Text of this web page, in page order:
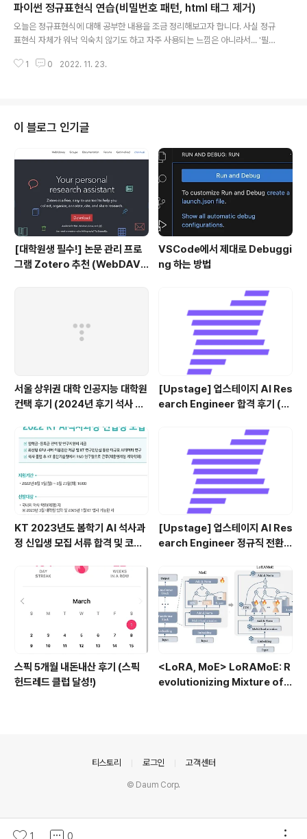
TRA 5. SpanBERT 실제로 자연어처리 분야의 여러 태
스크를 수행할 때 자주 사용되는 RoBERTa, ELECTRA
와 같은 모델들이 어떤 배경에서 등장하고 어떤 특징을 지
제가 잘못 알고 있거나 잘못 작성한 내용이 있다면 피드백
파이썬 정규표현식 연습(비밀번호 패턴, html 태그 제거)
오늘은 정규표현식에 대해 공부한 내용을 조금 정리해보고자 합니다. 사실 정규
표현식 자체가 워낙 익숙치 않기도 하고 자주 사용되는 느낌은 아니라서... '필요
도 없었습니다..😱 하지만 정규표현식은 크롤링과 자연어 전처리에서 필수적이
? { } [ ] \ | ( ) 메타 문자란 원래 그 문자가 가진 뜻이 아닌 특별한 용도로 사용하
는 문자를 뜻합니다. 이 문자들은 정규표현식에서 다른 문자들과 달리 조금 특..
1 0 2022. 11. 23.
이 블로그 인기글
[대학원생 필수!] 논문 관리 프로
그램 Zotero 추천 (WebDAV
VSCode에서 제대로 Debuggi
ng 하는 방법
서울 상위권 대학 인공지능 대학원
컨택 후기 (2024년 후기 석사 지
[Upstage] 업스테이지 AI Res
earch Engineer 합격 후기 (정
KT 2023년도 봄학기 AI 석사과
정 신입생 모집 서류 합격 및 코딩
[Upstage] 업스테이지 AI Res
earch Engineer 정규직 전환
스픽 5개월 내돈내산 후기 (스픽
헌드레드 클럽 달성!)
<LoRA, MoE> LoRAMoE: R
evolutionizing Mixture of E
1 0
티스토리 로그인 고객센터
© Daum Corp.